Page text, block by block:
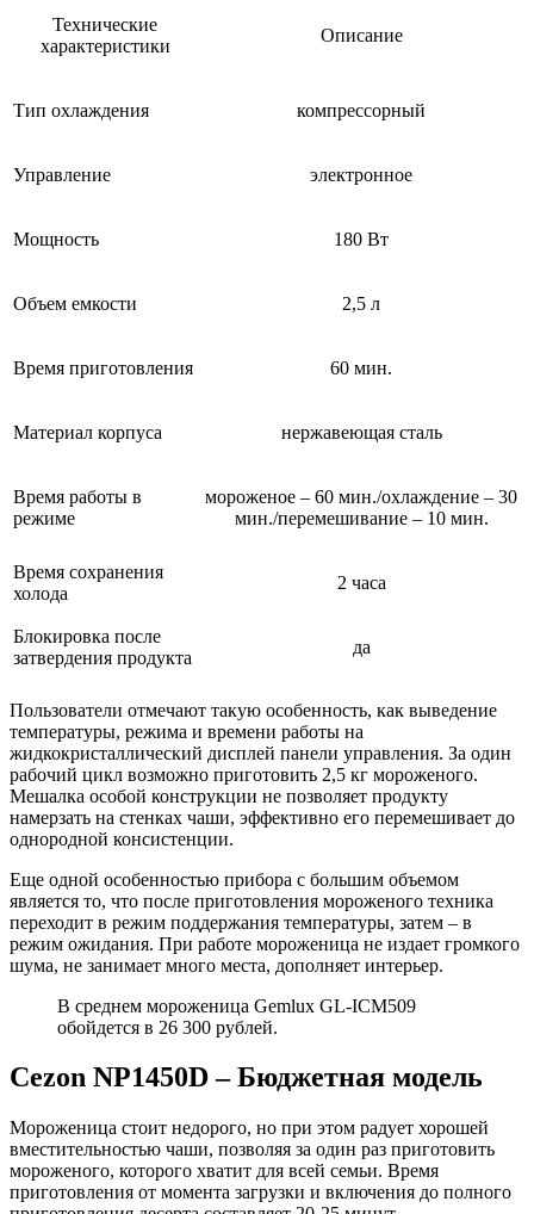
Технические
характеристики
Описание
Тип охлаждения компрессорный
Управление электронное
Мощность 180 Вт
Объем емкости 2,5 л
Время приготовления 60 мин.
Материал корпуса нержавеющая сталь
Время работы в
режиме
мороженое – 60 мин./охлаждение – 30
мин./перемешивание – 10 мин.
Время сохранения
холода
2 часа
Блокировка после
затвердения продукта
да
Пользователи отмечают такую особенность, как выведение
температуры, режима и времени работы на
жидкокристаллический дисплей панели управления. За один
рабочий цикл возможно приготовить 2,5 кг мороженого.
Мешалка особой конструкции не позволяет продукту
намерзать на стенках чаши, эффективно его перемешивает до
однородной консистенции.
Еще одной особенностью прибора с большим объемом
является то, что после приготовления мороженого техника
переходит в режим поддержания температуры, затем – в
режим ожидания. При работе мороженица не издает громкого
шума, не занимает много места, дополняет интерьер.
В среднем мороженица Gemlux GL-ICM509
обойдется в 26 300 рублей.
Cezon NP1450D – Бюджетная модель
Мороженица стоит недорого, но при этом радует хорошей
вместительностью чаши, позволяя за один раз приготовить
мороженого, которого хватит для всей семьи. Время
приготовления от момента загрузки и включения до полного